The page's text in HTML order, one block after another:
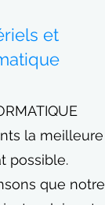
et
la meilleure
possible.
que notre